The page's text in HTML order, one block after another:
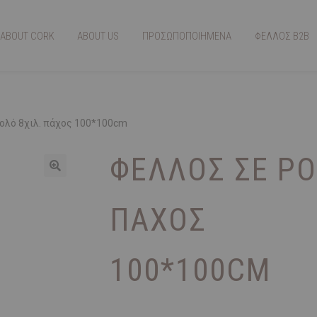
ABOUT CORK ABOUT US ΠΡΟΣΩΠΟΠΟΙΗΜΕΝΑ ΦΕΛΛΟΣ Β2Β
8χιλ. πάχος 100*100cm
ΦΕΛΛΌΣ ΣΕ
ΠΆΧΟΣ
100*100CM